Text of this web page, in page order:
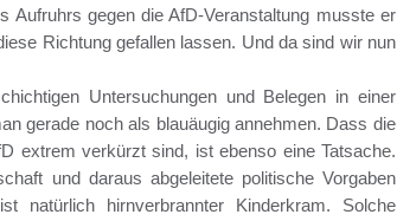
Aufruhrs gegen die AfD-Veranstaltung musste er
Richtung gefallen lassen. Und da sind wir nun
Untersuchungen und Belegen in einer
gerade noch als blauäugig annehmen. Dass die
extrem verkürzt sind, ist ebenso eine Tatsache.
und daraus abgeleitete politische Vorgaben
natürlich hirnverbrannter Kinderkram. Solche